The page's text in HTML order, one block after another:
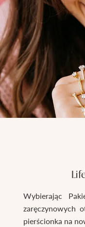
Wybierając
zaręczynowych
pierścionka na